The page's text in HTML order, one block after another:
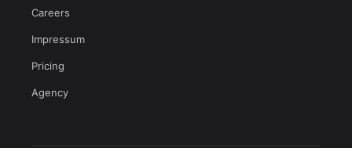
Careers
Impressum
Pricing
Agency